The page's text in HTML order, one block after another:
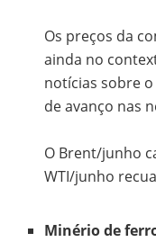
Os preços da
ainda no
notícias sobre
de avanço nas
O Brent/junho
WTI/junho
Minério de